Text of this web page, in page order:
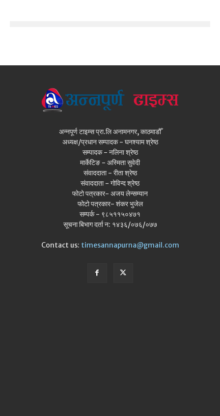
अन्नपूर्ण टाइम्स प्रा.लि अनामनगर, काठमाडौँ
अध्यक्ष/प्रधान सम्पादक - घनश्याम श्रेष्ठ
सम्पादक - नलिना श्रेष्ठ
मार्केटिङ - अस्मिता सुवेदी
संवाददाता - रीता श्रेष्ठ
संवाददाता - गोविन्द श्रेष्ठ
फोटो पत्रकार- अजय लेन्सम्यान
फोटो पत्रकार- शंकर भुजेल
सम्पर्क - ९८५११५०४७१
सूचना बिभाग दर्ता न: १४३६/०७६/०७७
Contact us: timesannapurna@gmail.com